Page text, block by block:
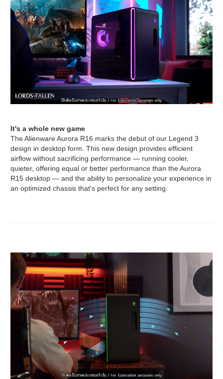
It's a whole new game
The Alienware Aurora R16 marks the debut of our Legend 3
design in desktop form. This new design provides efficient
airflow without sacrificing performance — running cooler,
quieter, offering equal or better performance than the Aurora
R15 desktop — and the ability to personalize your experience in
an optimized chassis that's perfect for any setting.